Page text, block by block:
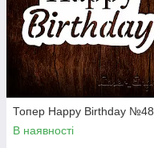
Топер Happy Birthday №48
В наявності